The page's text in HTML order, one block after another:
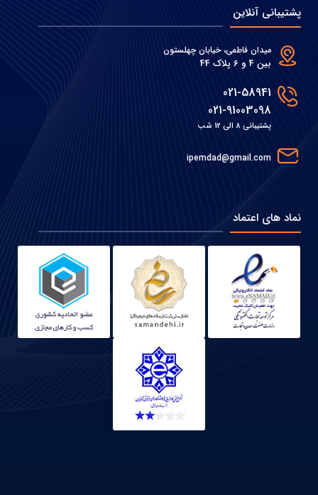
پشتیبانی آنلاین
میدان فاطمی، خیابان چهلستون
بین 4 و 6 پلاک 44
021-58941
021-91003098
پشتیبانی 8 الی 12 شب
ipemdad@gmail.com
نماد های اعتماد